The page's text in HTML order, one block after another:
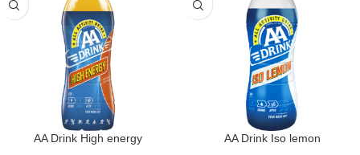
AA Drink High energy AA Drink Iso lemon